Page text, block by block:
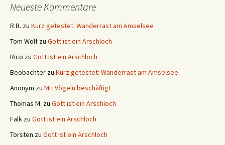
Neueste Kommentare
R.B. zu Kurz getestet: Wanderrast am Amselsee
Tom Wolf zu Gott ist ein Arschloch
Rico zu Gott ist ein Arschloch
Beobachter zu Kurz getestet: Wanderrast am Amselsee
Anonym zu Mit Vögeln beschäftigt
Thomas M. zu Gott ist ein Arschloch
Falk zu Gott ist ein Arschloch
Torsten zu Gott ist ein Arschloch